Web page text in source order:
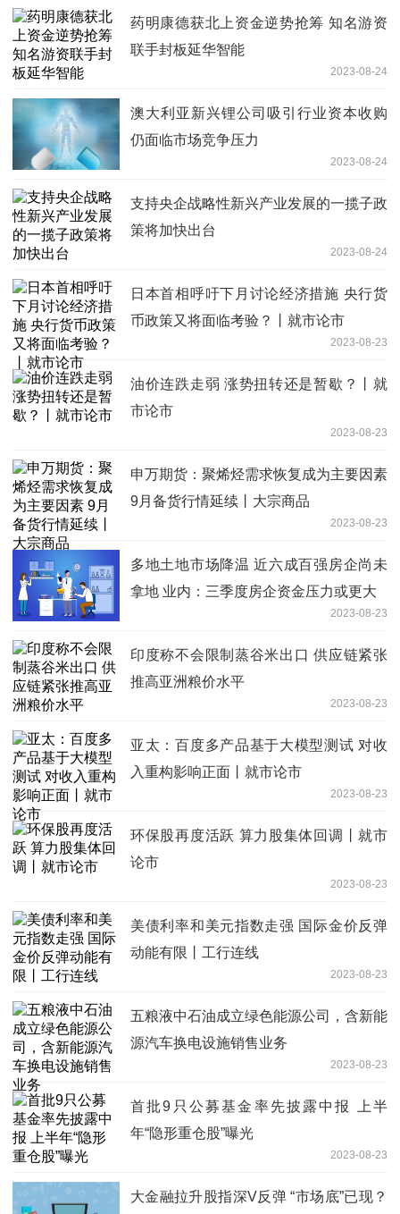
药明康德获北上资金逆势抢筹 知名游资
联手封板延华智能
2023-08-24
澳大利亚新兴锂公司吸引行业资本收购
仍面临市场竞争压力
2023-08-24
支持央企战略性新兴产业发展的一揽子政
策将加快出台
2023-08-24
日本首相呼吁下月讨论经济措施 央行货
币政策又将面临考验？丨就市论市
2023-08-23
油价连跌走弱 涨势扭转还是暂歇？丨就
市论市
2023-08-23
申万期货：聚烯烃需求恢复成为主要因素
9月备货行情延续丨大宗商品
2023-08-23
多地土地市场降温 近六成百强房企尚未
拿地 业内：三季度房企资金压力或更大
2023-08-23
印度称不会限制蒸谷米出口 供应链紧张
推高亚洲粮价水平
2023-08-23
亚太：百度多产品基于大模型测试 对收
入重构影响正面丨就市论市
2023-08-23
环保股再度活跃 算力股集体回调丨就市
论市
2023-08-23
美债利率和美元指数走强 国际金价反弹
动能有限丨工行连线
2023-08-23
五粮液中石油成立绿色能源公司，含新能
源汽车换电设施销售业务
2023-08-23
首批9只公募基金率先披露中报 上半
年“隐形重仓股”曝光
2023-08-23
大金融拉升股指深V反弹 “市场底”已现？